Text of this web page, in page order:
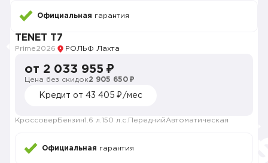
Официальная гарантия
TENET T7
Prime2026 РОЛЬФ Лахта
от 2 033 955 ₽
Цена без скидок2 905 650 ₽
Кредит от 43 405 ₽/мес
Кроссовер Бензин1.6 л. 150 л.с. ПереднийАвтоматическая
Официальная гарантия